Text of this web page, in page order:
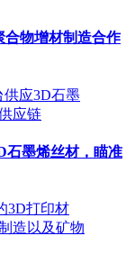
合物增材制造合作
石墨烯丝材，瞄准